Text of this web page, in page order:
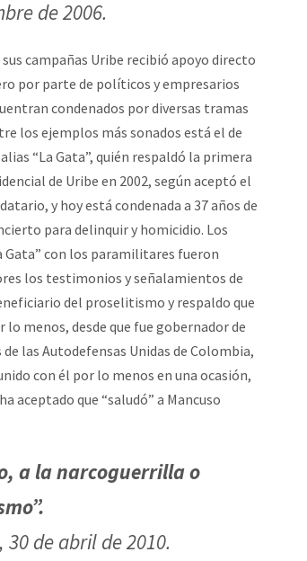
de 2006.
campañas Uribe recibió apoyo directo
por parte de políticos y empresarios
condenados por diversas tramas
los ejemplos más sonados está el de
“La Gata”, quién respaldó la primera
de Uribe en 2002, según aceptó el
y hoy está condenada a 37 años de
para delinquir y homicidio. Los
Gata” con los paramilitares fueron
los testimonios y señalamientos de
del proselitismo y respaldo que
menos, desde que fue gobernador de
las Autodefensas Unidas de Colombia,
con él por lo menos en una ocasión,
aceptado que “saludó” a Mancuso
a la narcoguerrilla o
de abril de 2010.